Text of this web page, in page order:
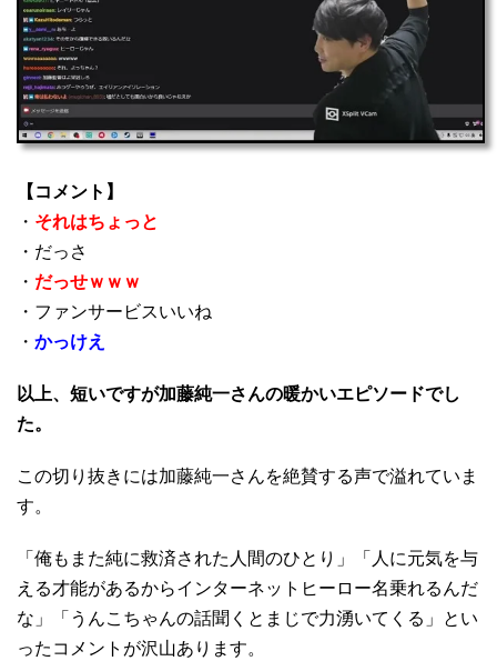
【コメント】
・ それはちょっと
・だっさ
・ だっせｗｗｗ
・ファンサービスいいね
・ かっけえ
以上、短いですが加藤純一さんの暖かいエピソードでし
た。
この切り抜きには加藤純一さんを絶賛する声で溢れていま
す。
「俺もまた純に救済された人間のひとり」「人に元気を与
える才能があるからインターネットヒーロー名乗れるんだ
な」「うんこちゃんの話聞くとまじで力湧いてくる」とい
ったコメントが沢山あります。